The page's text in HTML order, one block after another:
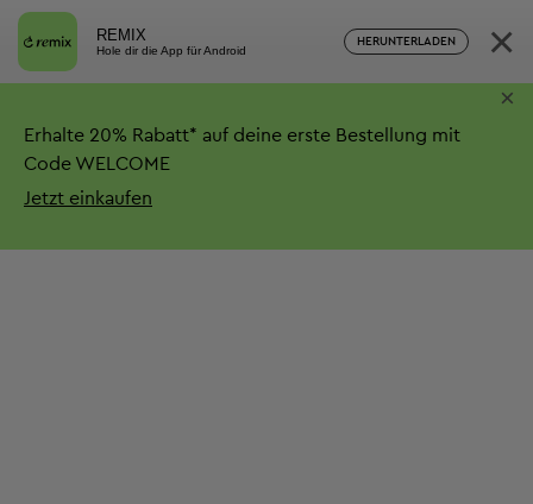
REMIX
Hole dir die App für Android
HERUNTERLADEN ×
Erhalte 20% Rabatt* auf deine erste Bestellung mit
Code WELCOME
Jetzt einkaufen
×